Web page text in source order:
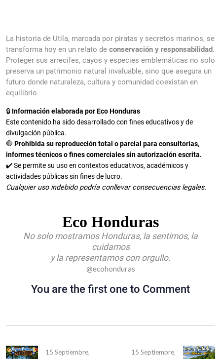
La historia de Utila, marcada por piratas y secretos marinos, se
transforma hoy en un relato de conservación y responsabilidad.
Proteger sus arrecifes, cayos y especies emblemáticas no solo
preserva un patrimonio natural invaluable, sino que asegura un
futuro donde naturaleza, cultura y comunidad coexistan en
equilibrio.
🔒 Información elaborada por Eco Honduras
Este contenido ha sido desarrollado con fines educativos y de
divulgación pública.
🛑 Prohibida su reproducción total o parcial para consultorías,
informes técnicos o fines comerciales sin autorización escrita.
✔️ Se permite su uso en contextos educativos, académicos y
actividades públicas sin fines de lucro.
Cualquier uso indebido podría conllevar consecuencias legales.
Eco Honduras
No solo mostramos Honduras, la sentimos, la
cuidamos
y la representamos con orgullo.
@ecohonduras
You are the first one to Comment
15 Septiembre,
15 Septiembre,